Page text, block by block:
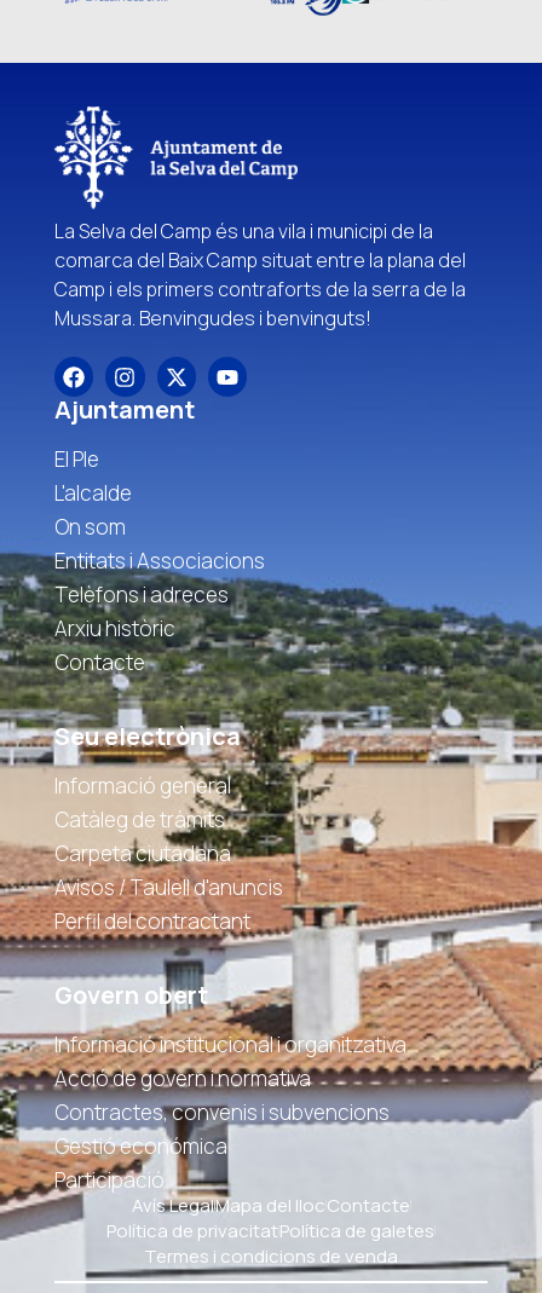
La Selva del Camp és una vila i municipi de la
comarca del Baix Camp situat entre la plana del
Camp i els primers contraforts de la serra de la
Mussara. Benvingudes i benvinguts!
Ajuntament
El Ple
L'alcalde
On som
Entitats i Associacions
Telèfons i adreces
Arxiu històric
Contacte
Seu electrònica
Informació general
Catàleg de tràmits
Carpeta ciutadana
Avisos / Taulell d'anuncis
Perfil del contractant
Govern obert
Informació institucional i organitzativa
Acció de govern i normativa
Contractes, convenis i subvencions
Gestió económica
Participació
Avís LegalMapa del llocContacte
Política de privacitatPolítica de galetes
Termes i condicions de venda